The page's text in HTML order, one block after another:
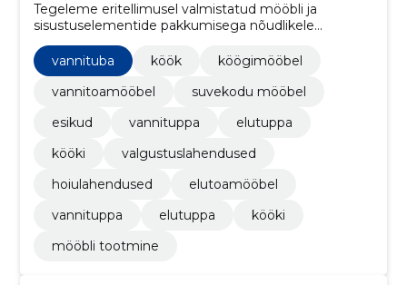
Tegeleme eritellimusel valmistatud mööbli ja
sisustuselementide pakkumisega nõudlikele
klientidele.
vannituba
köök
köögimööbel
vannitoamööbel
suvekodu mööbel
esikud
vannituppa
elutuppa
kööki
valgustuslahendused
hoiulahendused
elutoamööbel
vannituppa
elutuppa
kööki
mööbli tootmine